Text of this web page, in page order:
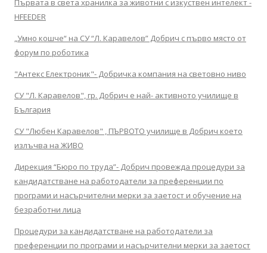
HFEEDER
„Умно кошче“ на СУ “Л. Каравелов” Добрич с първо място от
форум по роботика
"Антекс Електроник"- Добричка компания на световно ниво
СУ "Л. Каравелов", гр. Добрич е най- активното училище в
България
СУ "Любен Каравелов" , ПЪРВОТО училище в Добрич което
излъчва на ЖИВО
Дирекция “Бюро по труда”- Добрич провежда процедури за
кандидатстване на работодатели за преференции по
програми и насърчителни мерки за заетост и обучение на
безработни лица
Процедури за кандидатстване на работодатели за
преференции по програми и насърчителни мерки за заетост